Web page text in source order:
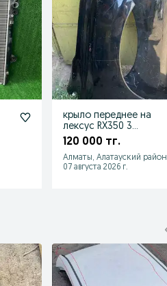
крыло переднее на
лексус RX350 3
поколения
120 000 тг.
Алматы, Алатауский район
07 августа 2026 г.